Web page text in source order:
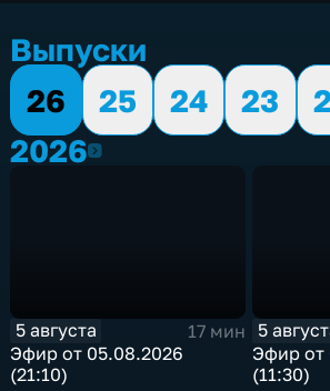
Выпуски
26
25 24 23
20262026
5 августа
17 мин
Эфир от 05.08.2026
(21:10)
5
Эфир от
(11:30)